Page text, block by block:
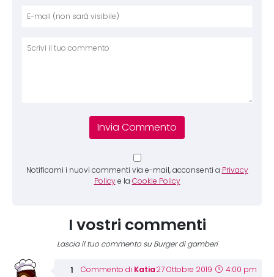
Notificami i nuovi commenti via e-mail, acconsenti a Privacy
Policy e la Cookie Policy
I vostri commenti
Lascia il tuo commento su Burger di gamberi
Commento di Katia 27 Ottobre 2019 4:00 pm